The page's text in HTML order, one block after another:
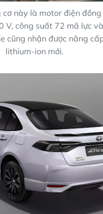
cơ này là motor điện
V, công suất 72 mã lực
cũng nhận được nâng
lithium-ion mới.